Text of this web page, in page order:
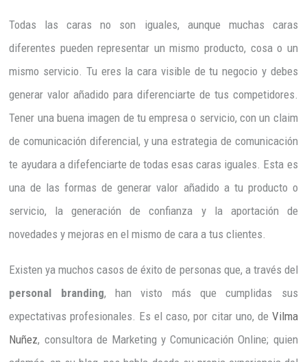
Todas las caras no son iguales, aunque muchas caras
diferentes pueden representar un mismo producto, cosa o un
mismo servicio. Tu eres la cara visible de tu negocio y debes
generar valor añadido para diferenciarte de tus competidores.
Tener una buena imagen de tu empresa o servicio, con un claim
de comunicación diferencial, y una estrategia de comunicación
te ayudara a difefenciarte de todas esas caras iguales. Esta es
una de las formas de generar valor añadido a tu producto o
servicio, la generación de confianza y la aportación de
novedades y mejoras en el mismo de cara a tus clientes.
Existen ya muchos casos de éxito de personas que, a través del
personal branding, han visto más que cumplidas sus
expectativas profesionales. Es el caso, por citar uno, de Vilma
Nuñez, consultora de Marketing y Comunicación Online; quien